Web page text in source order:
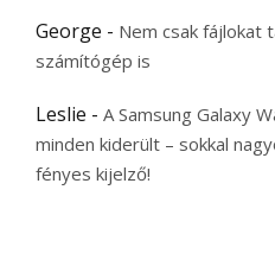
George - Nem csak fájlokat
számítógép is
Leslie - A Samsung Galaxy
minden kiderült – sokkal
fényes kijelző!